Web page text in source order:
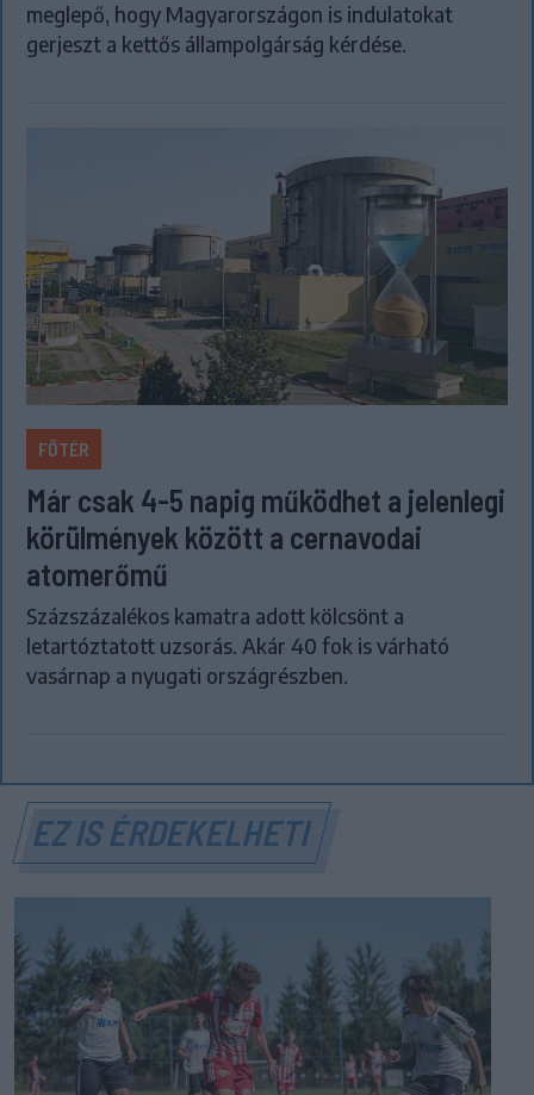
meglepő, hogy Magyarországon is indulatokat
gerjeszt a kettős állampolgárság kérdése.
FŐTÉR
Már csak 4-5 napig működhet a jelenlegi
körülmények között a cernavodai
atomerőmű
Százszázalékos kamatra adott kölcsönt a
letartóztatott uzsorás. Akár 40 fok is várható
vasárnap a nyugati országrészben.
EZ IS ÉRDEKELHETI